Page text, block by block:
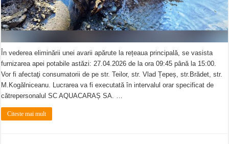
În vederea eliminării unei avarii apărute la rețeaua principală, se vasista
furnizarea apei potabile astăzi: 27.04.2026 de la ora 09:45 până la 15:00.
Vor fi afectaţi consumatorii de pe str. Teilor, str. Vlad Țepeș, str.Brădet, str.
M.Kogălniceanu. Lucrarea va fi executată în intervalul orar specificat de
cătrepersonalul SC AQUACARAȘ SA. …
Citeste mai mult